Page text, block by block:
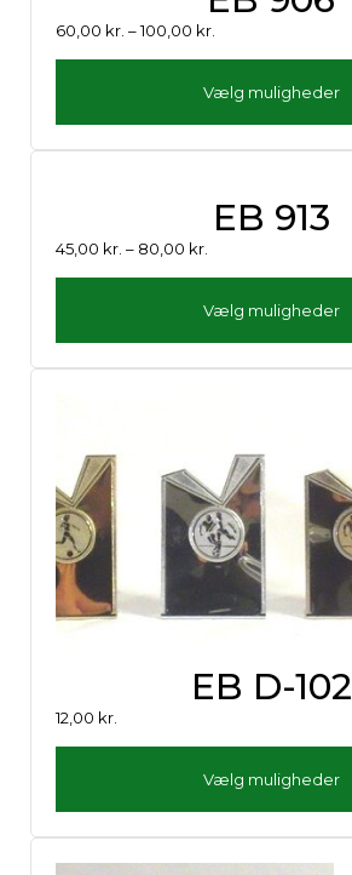
60,00 kr. –100,00 kr.
Vælg muligheder
EB 913
45,00 kr. – 80,00 kr.
Vælg muligheder
EB D-102
12,00 kr.
Vælg muligheder